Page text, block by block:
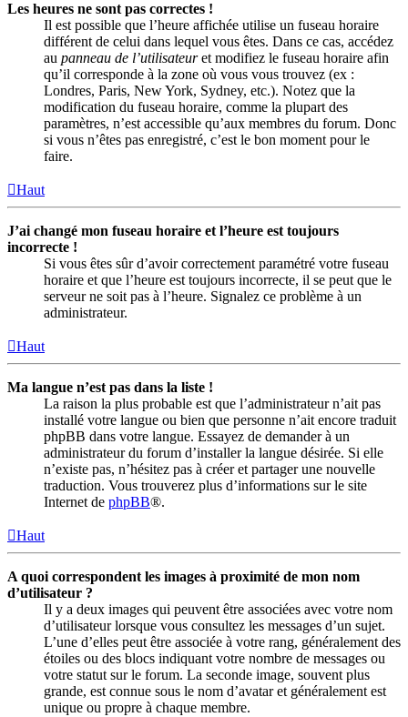
Les heures ne sont pas correctes !
Il est possible que l’heure affichée utilise un fuseau horaire
différent de celui dans lequel vous êtes. Dans ce cas, accédez
au panneau de l’utilisateuret modifiez le fuseau horaire afin
qu’il corresponde à la zone où vous vous trouvez (ex :
Londres, Paris, New York, Sydney, etc.). Notez que la
modification du fuseau horaire, comme la plupart des
paramètres, n’est accessible qu’aux membres du forum. Donc
si vous n’êtes pas enregistré, c’est le bon moment pour le
faire.
Haut
J’ai changé mon fuseau horaire et l’heure est toujours
incorrecte !
Si vous êtes sûr d’avoir correctement paramétré votre fuseau
horaire et que l’heure est toujours incorrecte, il se peut que le
serveur ne soit pas à l’heure. Signalez ce problème à un
administrateur.
Haut
Ma langue n’est pas dans la liste !
La raison la plus probable est que l’administrateur n’ait pas
installé votre langue ou bien que personne n’ait encore traduit
phpBB dans votre langue. Essayez de demander à un
administrateur du forum d’installer la langue désirée. Si elle
n’existe pas, n’hésitez pas à créer et partager une nouvelle
traduction. Vous trouverez plus d’informations sur le site
Internet de phpBB®.
Haut
A quoi correspondent les images à proximité de mon nom
d’utilisateur ?
Il y a deux images qui peuvent être associées avec votre nom
d’utilisateur lorsque vous consultez les messages d’un sujet.
L’une d’elles peut être associée à votre rang, généralement des
étoiles ou des blocs indiquant votre nombre de messages ou
votre statut sur le forum. La seconde image, souvent plus
grande, est connue sous le nom d’avatar et généralement est
unique ou propre à chaque membre.